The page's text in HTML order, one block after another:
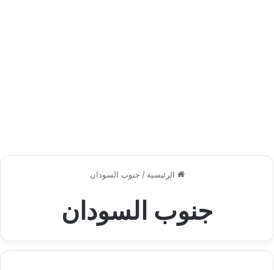
الرئيسية / جنوب السودان
جنوب السودان